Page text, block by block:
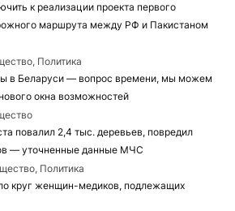
к реализации проекта первого
маршрута между РФ и Пакистаном
Политика
в Беларуси — вопрос времени, мы можем
окна возможностей
повалил 2,4 тыс. деревьев, повредил
— уточненные данные МЧС
Политика
круг женщин-медиков, подлежащих